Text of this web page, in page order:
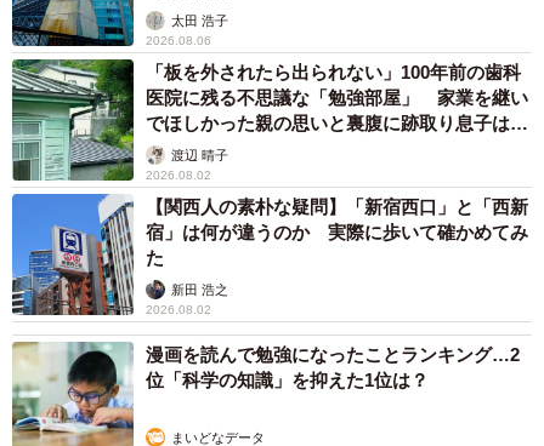
近藤さんが挨拶としての最古例として挙げた大正6年（1917）刊行の「小
学校に於ける作法教授法要綱及細目」（国立国会図書館デジタルコレク
ションから引用）
太田 浩子
2026.08.06
「板を外されたら出られない」100年前の歯科
医院に残る不思議な「勉強部屋」 家業を継い
でほしかった親の思いと裏腹に跡取り息子は…
渡辺 晴子
2026.08.02
【関西人の素朴な疑問】「新宿西口」と「西新
宿」は何が違うのか 実際に歩いて確かめてみ
た
新田 浩之
2026.08.02
漫画を読んで勉強になったことランキング…2
位「科学の知識」を抑えた1位は？
まいどなデータ